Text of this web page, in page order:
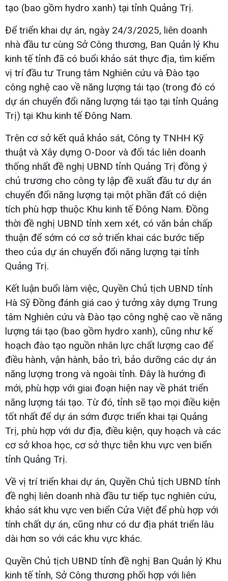
tạo (bao gồm hydro xanh) tại tỉnh Quảng Trị.
Để triển khai dự án, ngày 24/3/2025, liên doanh
nhà đầu tư cùng Sở Công thương, Ban Quản lý Khu
kinh tế tỉnh đã có buổi khảo sát thực địa, tìm kiếm
vị trí đầu tư Trung tâm Nghiên cứu và Đào tạo
công nghệ cao về năng lượng tái tạo (trong đó có
dự án chuyển đổi năng lượng tái tạo tại tỉnh Quảng
Trị) tại Khu kinh tế Đông Nam.
Trên cơ sở kết quả khảo sát, Công ty TNHH Kỹ
thuật và Xây dựng O-Door và đối tác liên doanh
thống nhất đề nghị UBND tỉnh Quảng Trị đồng ý
chủ trương cho công ty lập đề xuất đầu tư dự án
chuyển đổi năng lượng tại một phần đất có diện
tích phù hợp thuộc Khu kinh tế Đông Nam. Đồng
thời đề nghị UBND tỉnh xem xét, có văn bản chấp
thuận để sớm có cơ sở triển khai các bước tiếp
theo của dự án chuyển đổi năng lượng tại tỉnh
Quảng Trị.
Kết luận buổi làm việc, Quyền Chủ tịch UBND tỉnh
Hà Sỹ Đồng đánh giá cao ý tưởng xây dựng Trung
tâm Nghiên cứu và Đào tạo công nghệ cao về năng
lượng tái tạo (bao gồm hydro xanh), cũng như kế
hoạch đào tạo nguồn nhân lực chất lượng cao để
điều hành, vận hành, bảo trì, bảo dưỡng các dự án
năng lượng trong và ngoài tỉnh. Đây là hướng đi
mới, phù hợp với giai đoạn hiện nay về phát triển
năng lượng tái tạo. Từ đó, tỉnh sẽ tạo mọi điều kiện
tốt nhất để dự án sớm được triển khai tại Quảng
Trị, phù hợp với dư địa, điều kiện, quy hoạch và các
cơ sở khoa học, cơ sở thực tiễn khu vực ven biển
tỉnh Quảng Trị.
Về vị trí triển khai dự án, Quyền Chủ tịch UBND tỉnh
đề nghị liên doanh nhà đầu tư tiếp tục nghiên cứu,
khảo sát khu vực ven biển Cửa Việt để phù hợp với
tính chất dự án, cũng như có dư địa phát triển lâu
dài hơn so với các khu vực khác.
Quyền Chủ tịch UBND tỉnh đề nghị Ban Quản lý Khu
kinh tế tỉnh, Sở Công thương phối hợp với liên